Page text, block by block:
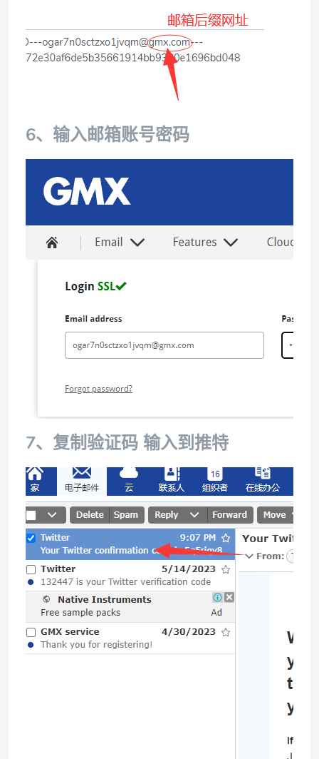
6、输入邮箱账号密码
7、复制验证码 输入到推特